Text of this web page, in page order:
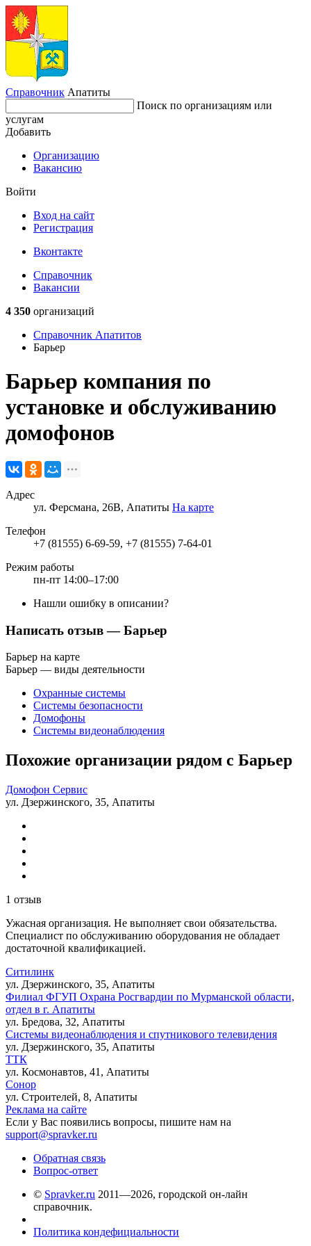
Справочник Апатиты
Поиск по организациям или
услугам
Добавить
Организацию
Вакансию
Войти
Вход на сайт
Регистрация
Вконтакте
Справочник
Вакансии
4 350 организаций
Справочник Апатитов
Барьер
Барьер компания по
установке и обслуживанию
домофонов
Адрес
ул. Ферсмана, 26В, Апатиты На карте
Телефон
+7 (81555) 6-69-59, +7 (81555) 7-64-01
Режим работы
пн-пт 14:00–17:00
Нашли ошибку в описании?
Написать отзыв— Барьер
Барьер на карте
Барьер — виды деятельности
Охранные системы
Системы безопасности
Домофоны
Системы видеонаблюдения
Похожие организации рядом с Барьер
Домофон Сервис
ул. Дзержинского, 35, Апатиты
1 отзыв
Ужасная организация. Не выполняет свои обязательства.
Специалист по обслуживанию оборудования не обладает
достаточной квалификацией.
Ситилинк
ул. Дзержинского, 35, Апатиты
Филиал ФГУП Охрана Росгвардии по Мурманской области,
отдел в г. Апатиты
ул. Бредова, 32, Апатиты
Системы видеонаблюдения и спутникового телевидения
ул. Дзержинского, 35, Апатиты
ТТК
ул. Космонавтов, 41, Апатиты
Сонор
ул. Строителей, 8, Апатиты
Реклама на сайте
Если у Вас появились вопросы, пишите нам на
support@spravker.ru
Обратная связь
Вопрос-ответ
© Spravker.ru 2011—2026, городской он-лайн
справочник.
Политика кондефициальности